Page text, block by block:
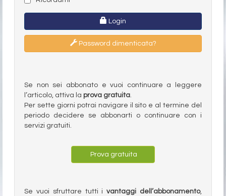
Login
Password dimenticata?
Se non sei abbonato e vuoi continuare a leggere
l’articolo, attiva la prova gratuita.
Per sette giorni potrai navigare il sito e al termine del
periodo decidere se abbonarti o continuare con i
servizi gratuiti.
Prova gratuita
Se vuoi sfruttare tutti ivantaggi dell’abbonamento,